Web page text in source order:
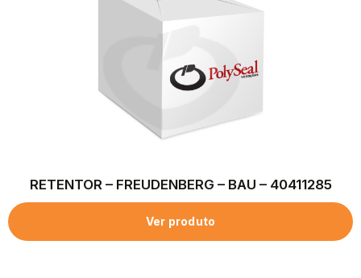
RETENTOR – FREUDENBERG – BAU – 40411285
Ver produto